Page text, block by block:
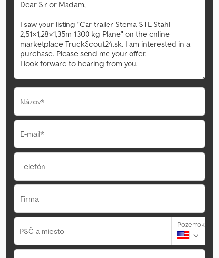
Názov*
E-mail*
Telefón
Firma
PSČ a miesto
Pozemok